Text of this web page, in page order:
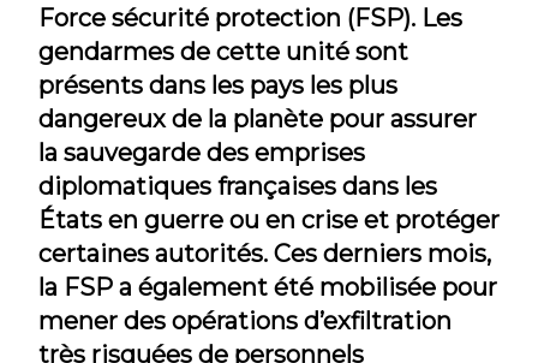
Force sécurité protection (FSP). Les
gendarmes de cette unité sont
présents dans les pays les plus
dangereux de la planète pour assurer
la sauvegarde des emprises
diplomatiques françaises dans les
États en guerre ou en crise et protéger
certaines autorités. Ces derniers mois,
la FSP a également été mobilisée pour
mener des opérations d’exfiltration
très risquées de personnels